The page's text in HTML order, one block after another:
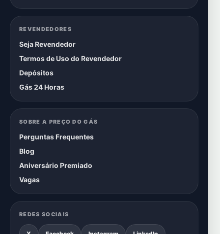
REVENDEDORES
Seja Revendedor
Termos de Uso do Revendedor
Depósitos
Gás 24 Horas
SOBRE A PREÇO DO GÁS
Perguntas Frequentes
Blog
Aniversário Premiado
Vagas
REDES SOCIAIS